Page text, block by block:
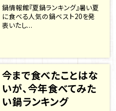
鍋情報館『夏鍋ランキング』暑い夏
に食べる人気の鍋ベスト20を発
表いたし...
今まで食べたことはな
いが、今年食べてみた
い鍋ランキング